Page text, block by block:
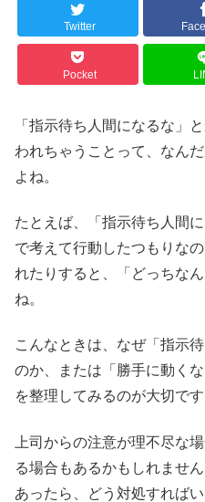
Twitter
Pocket
「指示待ち人間になるな」
われちゃうことって、なん
よね。
たとえば、「指示待ち人間
で考えて行動したつもりな
れたりすると、「どっちな
ね。
こんなときは、なぜ「指示
のか、または「勝手に動く
を整理してみるのが大切です
上司からの注意が理不尽な
る場合もあるかもしれませ
あったら、どう対処すれば